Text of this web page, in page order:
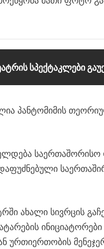
სპექტაკლები
პანტომიმის
საერთაშორისო
ახალი სივრცის
ურთიერთობის